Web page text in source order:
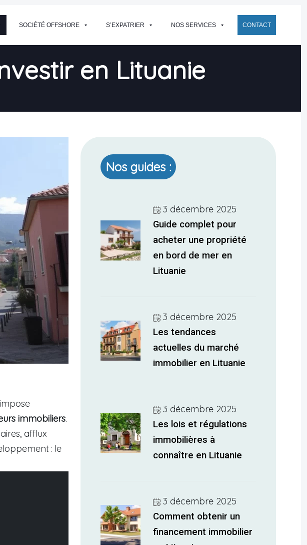
SOCIÉTÉ OFFSHORE S’EXPATRIER NOS SERVICES CONTACT
en Lituanie
immobiliers.
afflux
: le
Nos guides :
3 décembre 2025
Guide complet pour
acheter une propriété
en bord de mer en
Lituanie
3 décembre 2025
Les tendances
actuelles du marché
immobilier en Lituanie
3 décembre 2025
Les lois et régulations
immobilières à
connaître en Lituanie
3 décembre 2025
Comment obtenir un
financement immobilier